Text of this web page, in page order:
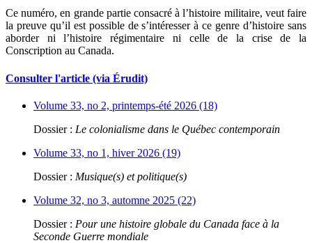
Ce numéro, en grande partie consacré à l’histoire militaire, veut faire
la preuve qu’il est possible de s’intéresser à ce genre d’histoire sans
aborder ni l’histoire régimentaire ni celle de la crise de la
Conscription au Canada.
Consulter l'article (via Érudit)
Volume 33, no 2, printemps-été 2026 (18)
Dossier : Le colonialisme dans le Québec contemporain
Volume 33, no 1, hiver 2026 (19)
Dossier : Musique(s) et politique(s)
Volume 32, no 3, automne 2025 (22)
Dossier : Pour une histoire globale du Canada face à la
Seconde Guerre mondiale